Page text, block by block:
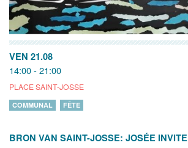
VEN 21.08
14:00 - 21:00
PLACE SAINT-JOSSE
COMMUNAL FÊTE
BRON VAN SAINT-JOSSE: JOSÉE INVITE